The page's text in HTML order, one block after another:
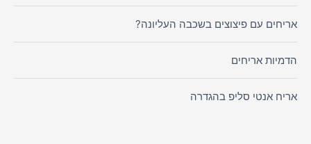
אריחים עם פיצוצים בשכבה העליונה?
הדמיות אריחים
אריח אנטי סליפ בהגדרה